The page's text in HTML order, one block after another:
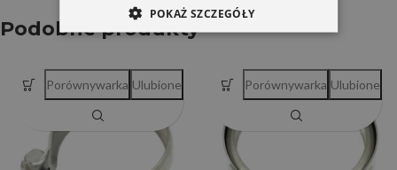
Podobne produkty
Porównywarka Ulubione Porównywarka Ulubione
POKAŻ SZCZEGÓŁY